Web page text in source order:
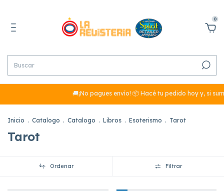
0
🚚¡No pagues envío! 📦 Hacé tu pedido hoy y, si sumás
Inicio . Catalogo . Catalogo . Libros . Esoterismo . Tarot
Tarot
Ordenar Filtrar